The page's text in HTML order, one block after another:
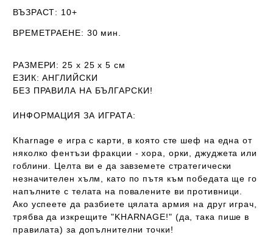
ВЪЗРАСТ: 10+
ВРЕМЕТРАЕНЕ: 30 мин.
РАЗМЕРИ: 25 х 25 х 5 см
ЕЗИК: АНГЛИЙСКИ
БЕЗ ПРАВИЛА НА БЪЛГАРСКИ!
ИНФОРМАЦИЯ ЗА ИГРАТА:
Kharnage e игра с карти, в която сте шеф на една от
няколко фентъзи фракции - хора, орки, джуджета или
гоблини. Целта ви е да завземете стратегически
незначителен хълм, като по пътя към победата ще го
напълните с телата на повалените ви противници.
Ако успеете да разбиете цялата армия на друг играч,
трябва да изкрещите "KHARNAGE!" (да, така пише в
правилата) за допълнителни точки!